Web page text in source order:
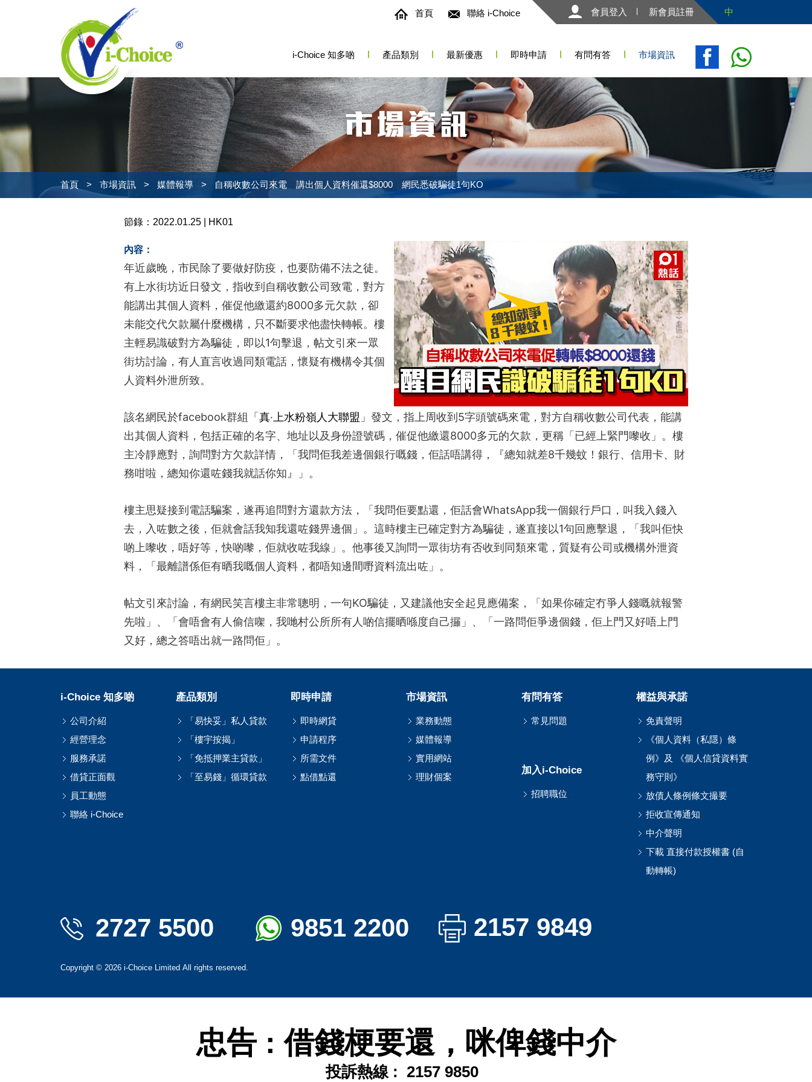
首頁 聯絡 i-Choice 會員登入 新會員註冊 中
i-Choice 知多啲 產品類別 最新優惠 即時申請 有問有答 市場資訊
首頁 > 市場資訊 > 媒體報導 > 自稱收數公司來電 講出個人資料催還$8000 網民悉破騙徒1句KO
節錄：2022.01.25 | HK01
內容：
年近歲晚，市民除了要做好防疫，也要防備不法之徒。
有上水街坊近日發文，指收到自稱收數公司致電，對方
能講出其個人資料，催促他繳還約8000多元欠款，卻
未能交代欠款屬什麼機構，只不斷要求他盡快轉帳。樓
主輕易識破對方為騙徒，即以1句擊退，帖文引來一眾
街坊討論，有人直言收過同類電話，懷疑有機構令其個
人資料外泄所致。
該名網民於facebook群組「 真‧上水粉嶺人大聯盟 」發文，指上周收到5字頭號碼來電，對方自稱收數公司代表，能講
出其個人資料，包括正確的名字、地址以及身份證號碼，催促他繳還8000多元的欠款，更稱「已經上緊門嚟收」。樓
主冷靜應對，詢問對方欠款詳情，「我問佢我差邊個銀行嘅錢，佢話唔講得，『總知就差8千幾蚊！銀行、信用卡、財
務咁啦，總知你還咗錢我就話你知』」。
樓主思疑接到電話騙案，遂再追問對方還款方法，「我問佢要點還，佢話會WhatsApp我一個銀行戶口，叫我入錢入
去，入咗數之後，佢就會話我知我還咗錢畀邊個」。這時樓主已確定對方為騙徒，遂直接以1句回應擊退，「我叫佢快
啲上嚟收，唔好等，快啲嚟，佢就收咗我線」。他事後又詢問一眾街坊有否收到同類來電，質疑有公司或機構外泄資
料，「最離譜係佢有晒我嘅個人資料，都唔知邊間嘢資料流出咗」。
帖文引來討論，有網民笑言樓主非常聰明，一句KO騙徒，又建議他安全起見應備案，「如果你確定冇爭人錢嘅就報警
先啦」、「會唔會有人偷信㗎，我哋村公所所有人啲信擺晒喺度自己攞」、「一路問佢爭邊個錢，佢上門又好唔上門
又好，總之答唔出就一路問佢」。
i-Choice 知多啲
公司介紹
經營理念
服務承諾
借貸正面觀
員工動態
聯絡 i-Choice
產品類別
「易快妥」私人貸款
「樓宇按揭」
「免抵押業主貸款」
「至易錢」循環貸款
即時申請
即時網貸
申請程序
所需文件
點借點還
市場資訊
業務動態
媒體報導
實用網站
理財個案
有問有答
常見問題
加入i-Choice
招聘職位
權益與承諾
免責聲明
《個人資料（私隱）條
例》及 《個人信貸資料實
務守則》
放債人條例條文撮要
拒收宣傳通知
中介聲明
下載 直接付款授權書 (自
動轉帳)
2727 5500 9851 2200 2157 9849
Copyright © 2026 i-Choice Limited All rights reserved.
忠告 : 借錢梗要還，咪俾錢中介
投訴熱線 : 2157 9850